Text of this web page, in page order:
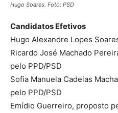
Hugo Soares. Foto: PSD
Candidatos Efetivos
Hugo Alexandre Lopes
Ricardo José Machado
pelo PPD/PSD
Sofia Manuela Cadeias
pelo PPD/PSD
Emídio Guerreiro, proposto